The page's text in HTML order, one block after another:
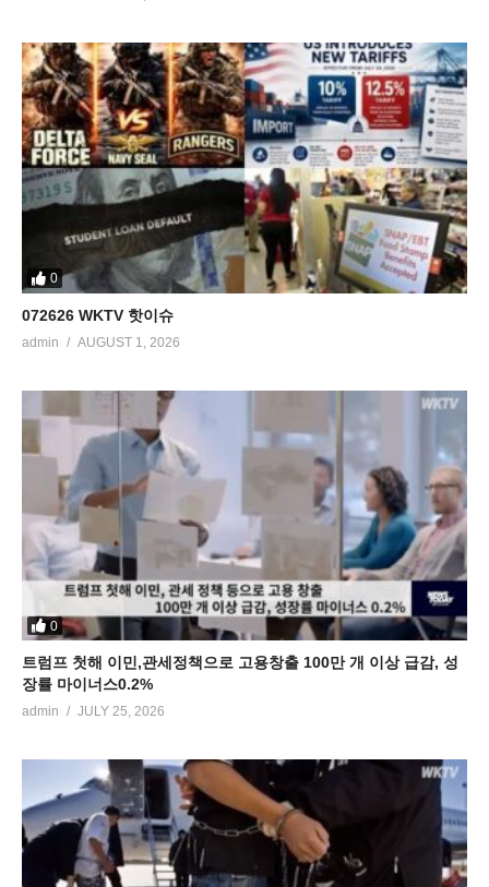
0
072626 WKTV 핫이슈
admin AUGUST 1, 2026
0
트럼프 첫해 이민,관세정책으로 고용창출 100만 개 이상 급감, 성
장률 마이너스0.2%
admin JULY 25, 2026